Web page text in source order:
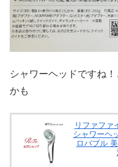
シャワーヘッドですね
かも
リファファ
シャワーヘ
ロバブル